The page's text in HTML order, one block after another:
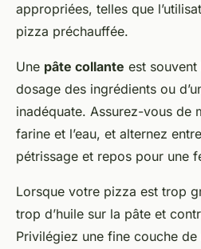
appropriées, telles que
pizza préchauffée.
Une pâte collante est souvent
dosage des ingrédients ou
inadéquate. Assurez-vous de
farine et l’eau, et alternez
pétrissage et repos pour une
Lorsque votre pizza est trop
trop d’huile sur la pâte et
Privilégiez une fine couche